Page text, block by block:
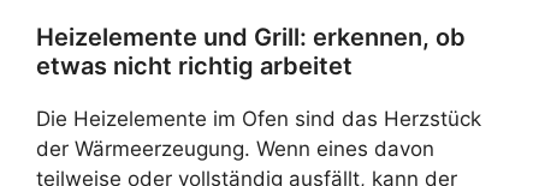
Heizelemente und Grill: erkennen, ob
etwas nicht richtig arbeitet
Die Heizelemente im Ofen sind das Herzstück
der Wärmeerzeugung. Wenn eines davon
teilweise oder vollständig ausfällt, kann der